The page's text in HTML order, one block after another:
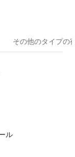
その他のタ⁠イ⁠プ⁠の
ル